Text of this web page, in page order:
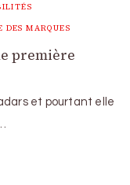
DES MARQUES
première
et pourtant elle